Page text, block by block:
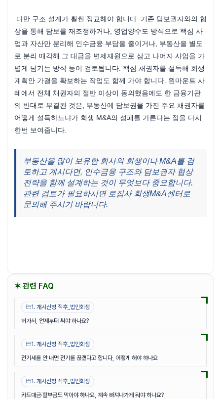
상을 통해 담보를 재조정하거나, 영업양수도 방식으로 핵심 사
업과 자산만 분리해 인수금융 부담을 줄이거나, 부동산을 별도
로 분리 매각해 그 대금을 변제재원으로 삼고 나머지 사업을 가
볍게 넘기는 방식 등이 검토됩니다. 핵심 채권자를 설득해 회생
계획안 가결을 확보하는 작업도 함께 가야 합니다. 원마운트 사
례에서 전체 채권자의 절반 이상이 동의했음에도 한 금융기관
의 반대로 부결된 것은, 부동산에 담보권을 가진 주요 채권자를
어떻게 설득하느냐가 회생 M&A의 성패를 가른다는 점을 다시
한번 보여줍니다.
부동산을 많이 보유한 회사의 회생이나 M&A를 검
토하고 계시다면, 인수금융 구조와 담보권자 협상
전략을 함께 설계하는 것이 무엇보다 중요합니다.
관련 검토가 필요하시면 로집사 회생M&A센터로
문의해 주시기 바랍니다.
✶ 관련 FAQ
1. 개시신청 직후_법인회생
허가서, 언제부터 써야 하나요?
1. 개시신청 직후_법인회생
전기세를 안 내면 전기를 끊겠다고 합니다, 어떻게 해야 하나요
1. 개시신청 직후_법인회생
카드대금·할부금도 막아야 하나요, 계속 빠져나가게 둬야 하나요?